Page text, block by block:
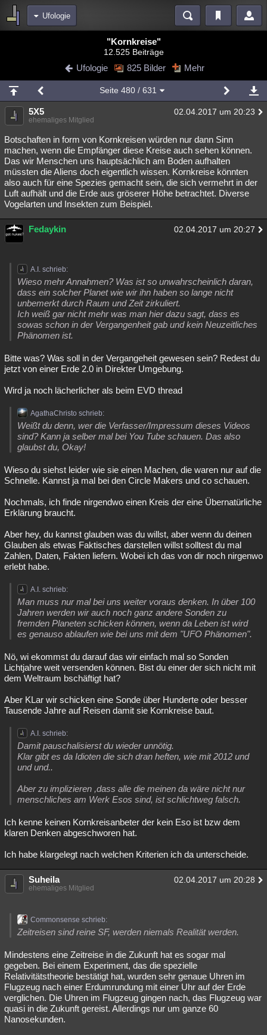
Ufologie
Blogs Videos
Chat Wiki Neuigkeiten
meine Rubriken
Menschen Mystery Kriminalfälle
Spiritualität Verschwörungen Technologie Ufologie
Natur Umfragen Unterhaltung
weitere Rubriken
Philosophie Träume Orte Esoterik Literatur
Astronomie Helpdesk Gruppen Gaming Filme
Musik
Übersichten
Besucht Teilgenommen Alle Neue Geschlossen
Lesenswert Schlüsselwörter
"Kornkreise"
12.525 Beiträge
Ufologie 825 Bilder Mehr
Seite 480/ 631
5X5 02.04.2017 um 20:23
ehemaliges Mitglied
Botschaften in form von Kornkreisen würden nur dann Sinn
machen, wenn die Empfänger diese Kreise auch sehen können.
Das wir Menschen uns hauptsächlich am Boden aufhalten
müssten die Aliens doch eigentlich wissen. Kornkreise könnten
also auch für eine Spezies gemacht sein, die sich vermehrt in der
Luft aufhält und die Erde aus gröserer Höhe betrachtet. Diverse
Vogelarten und Insekten zum Beispiel.
Fedaykin 02.04.2017 um 20:27
A.I. schrieb:
Wieso mehr Annahmen? Was ist so unwahrscheinlich daran,
dass ein solcher Planet wie wir ihn haben so lange nicht
unbemerkt durch Raum und Zeit zirkuliert.
Ich weiß gar nicht mehr was man hier dazu sagt, dass es
sowas schon in der Vergangenheit gab und kein Neuzeitliches
Phänomen ist.
Bitte was? Was soll in der Vergangeheit gewesen sein? Redest du
jetzt von einer Erde 2.0 in Direkter Umgebung.
Wird ja noch lächerlicher als beim EVD thread
AgathaChristo schrieb:
Weißt du denn, wer die Verfasser/Impressum dieses Videos
sind? Kann ja selber mal bei You Tube schauen. Das also
glaubst du, Okay!
Wieso du siehst leider wie sie einen Machen, die waren nur auf die
Schnelle. Kannst ja mal bei den Circle Makers und co schauen.
Nochmals, ich finde nirgendwo einen Kreis der eine Übernatürliche
Erklärung braucht.
Aber hey, du kannst glauben was du willst, aber wenn du deinen
Glauben als etwas Faktisches darstellen willst solltest du mal
Zahlen, Daten, Fakten liefern. Wobei ich das von dir noch nirgenwo
erlebt habe.
A.I. schrieb:
Man muss nur mal bei uns weiter voraus denken. In über 100
Jahren werden wir auch noch ganz andere Sonden zu
fremden Planeten schicken können, wenn da Leben ist wird
es genauso ablaufen wie bei uns mit dem "UFO Phänomen".
Nö, wi ekommst du darauf das wir einfach mal so Sonden
Lichtjahre weit versenden können. Bist du einer der sich nicht mit
dem Weltraum bschäftigt hat?
Aber KLar wir schicken eine Sonde über Hunderte oder besser
Tausende Jahre auf Reisen damit sie Kornkreise baut.
A.I. schrieb:
Damit pauschalisierst du wieder unnötig.
Klar gibt es da Idioten die sich dran heften, wie mit 2012 und
und und..
Aber zu implizieren ,dass alle die meinen da wäre nicht nur
menschliches am Werk Esos sind, ist schlichtweg falsch.
Ich kenne keinen Kornkreisanbeter der kein Eso ist bzw dem
klaren Denken abgeschworen hat.
Ich habe klargelegt nach welchen Kriterien ich da unterscheide.
Suheila 02.04.2017 um 20:28
ehemaliges Mitglied
Commonsense schrieb:
Zeitreisen sind reine SF, werden niemals Realität werden.
Mindestens eine Zeitreise in die Zukunft hat es sogar mal
gegeben. Bei einem Experiment, das die spezielle
Relativitätstheorie bestätigt hat, wurden sehr genaue Uhren im
Flugzeug nach einer Erdumrundung mit einer Uhr auf der Erde
verglichen. Die Uhren im Flugzeug gingen nach, das Flugzeug war
quasi in die Zukunft gereist. Allerdings nur um ganze 60
Nanosekunden.